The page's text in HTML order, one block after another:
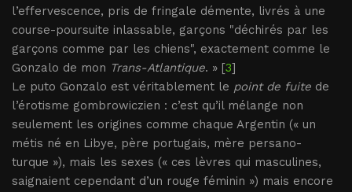
l’effervescence, pris de fringale démente, livrés à une
course-poursuite inlassable, garçons "déchirés par les
garçons comme par les chiens", exactement comme le
Gonzalo de mon Trans-Atlantique. » [3]
Le puto Gonzalo est véritablement le point de fuite de
l’érotisme gombrowiczien : c’est qu’il mélange non
seulement les origines comme chaque Argentin (« un
métis né en Libye, père portugais, mère persano-
turque »), mais les sexes (« ces lèvres qui masculines,
saignaient cependant d’un rouge féminin ») mais encore